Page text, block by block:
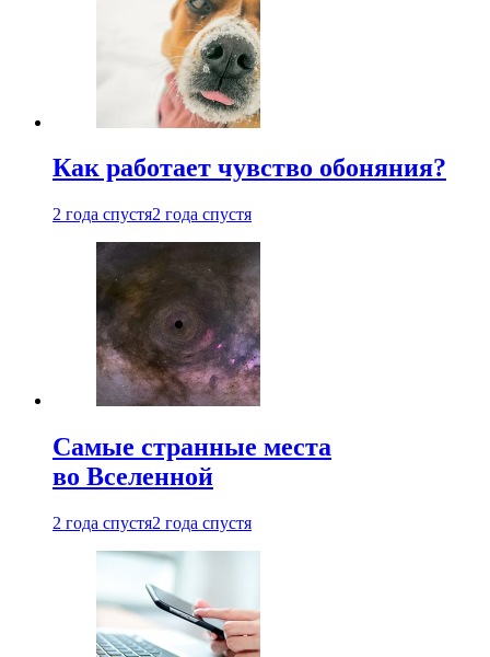
Как работает чувство обоняния?
2 года спустя2 года спустя
Самые странные места
во Вселенной
2 года спустя2 года спустя